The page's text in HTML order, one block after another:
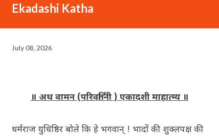
Ekadashi Katha
July 08, 2026
॥ अथ वामन (परिवर्तिनी ) एकादशी माहात्म्य ॥
धर्मराज युधिष्ठिर बोले कि हे भगवान् ! भादों की शुक्लपक्ष की